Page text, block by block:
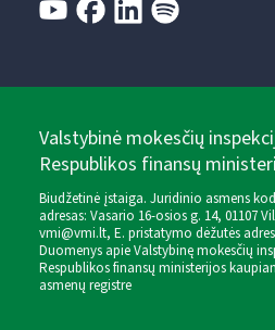
Valstybinė mokesčių
Respublikos finansų
Biudžetinė įstaiga. Juridinio asmens
adresas: Vasario 16-osios g. 14, 01107
vmi@vmi.lt, E. pristatymo dėžutės
Duomenys apie Valstybinę mokesčių
Respublikos finansų ministerijos
asmenų registre